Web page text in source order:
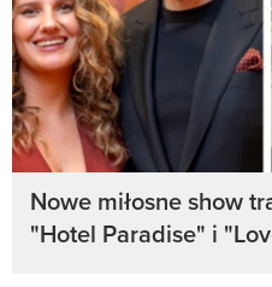
Nowe miłosne show
"Hotel Paradise" i